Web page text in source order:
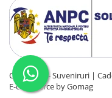
CraftLaser - Suveniruri |
E-commerce by Gomag